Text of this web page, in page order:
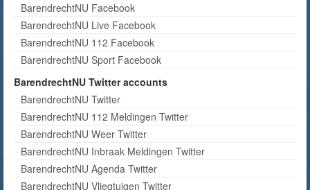
BarendrechtNU Facebook
BarendrechtNU Live Facebook
BarendrechtNU 112 Facebook
BarendrechtNU Sport Facebook
BarendrechtNU Twitter accounts
BarendrechtNU Twitter
BarendrechtNU 112 Meldingen Twitter
BarendrechtNU Weer Twitter
BarendrechtNU Inbraak Meldingen Twitter
BarendrechtNU Agenda Twitter
BarendrechtNU Vliegtuigen Twitter